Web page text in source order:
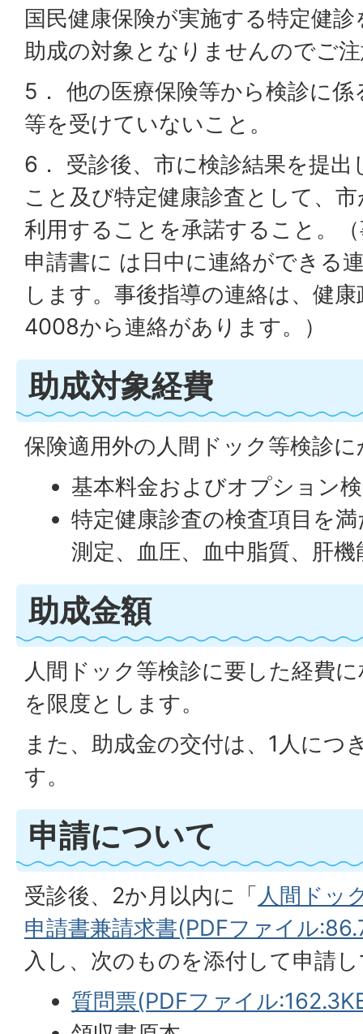
国民健康保険が実施する特定健
助成の対象となりませんのでご
5． 他の医療保険等から検診に
等を受けていないこと。
6． 受診後、市に検診結果を提
こと及び特定健康診査として、
利用することを承諾すること。
申請書に は日中に連絡ができる
します。事後指導の連絡は、健
4008から連絡があります。）
助成対象経費
保険適用外の人間ドック等検診
基本料金およびオプション
特定健康診査の検査項目を
測定、血圧、血中脂質、肝
助成金額
人間ドック等検診に要した経費
を限度とします。
また、助成金の交付は、1人につ
す。
申請について
受診後、2か月以内に「 人間ドッ
申請書兼請求書(PDFファイル
入し、次のものを添付して申請
質問票(PDFファイル